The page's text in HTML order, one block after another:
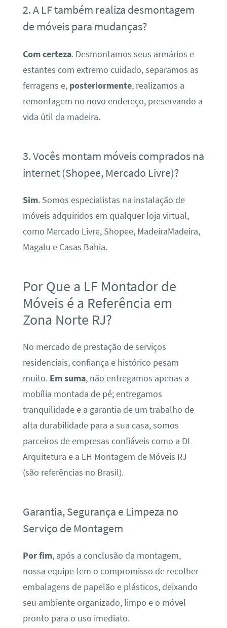
2. A LF também realiza desmontagem
de móveis para mudanças?
Com certeza. Desmontamos seus armários e
estantes com extremo cuidado, separamos as
ferragens e, posteriormente, realizamos a
remontagem no novo endereço, preservando a
vida útil da madeira.
3. Vocês montam móveis comprados na
internet (Shopee, Mercado Livre)?
Sim. Somos especialistas na instalação de
móveis adquiridos em qualquer loja virtual,
como Mercado Livre, Shopee, MadeiraMadeira,
Magalu e Casas Bahia.
Por Que a LF Montador de
Móveis é a Referência em
Zona Norte RJ?
No mercado de prestação de serviços
residenciais, confiança e histórico pesam
muito. Em suma, não entregamos apenas a
mobília montada de pé; entregamos
tranquilidade e a garantia de um trabalho de
alta durabilidade para a sua casa, somos
parceiros de empresas confiáveis como a DL
Arquitetura e a LH Montagem de Móveis RJ
(são referências no Brasil).
Garantia, Segurança e Limpeza no
Serviço de Montagem
Por fim, após a conclusão da montagem,
nossa equipe tem o compromisso de recolher
embalagens de papelão e plásticos, deixando
seu ambiente organizado, limpo e o móvel
pronto para o uso imediato.